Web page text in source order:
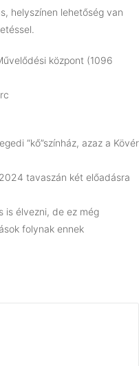
helyszínen lehetőség van
központ (1096
“kő”színház, azaz a Kövér
tavaszán két előadásra
is élvezni, de ez még
folynak ennek